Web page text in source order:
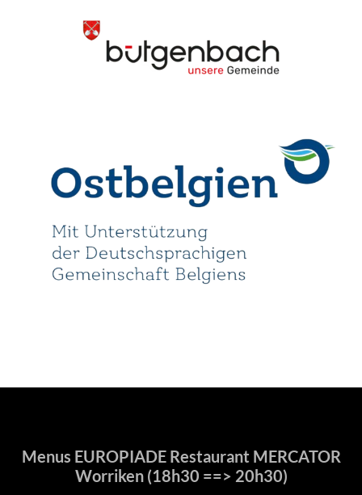
Menus EUROPIADE Restaurant MERCATOR
Worriken (18h30 ==> 20h30)